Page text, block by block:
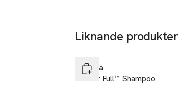
Liknande produkter
Rahua
Color Full™ Shampoo